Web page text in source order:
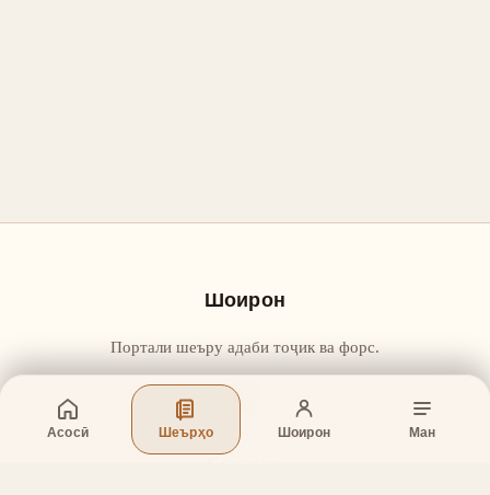
Асосӣ Шеърҳо Шоирон Ман
Шоирон
Портали шеъру адаби тоҷик ва форс.